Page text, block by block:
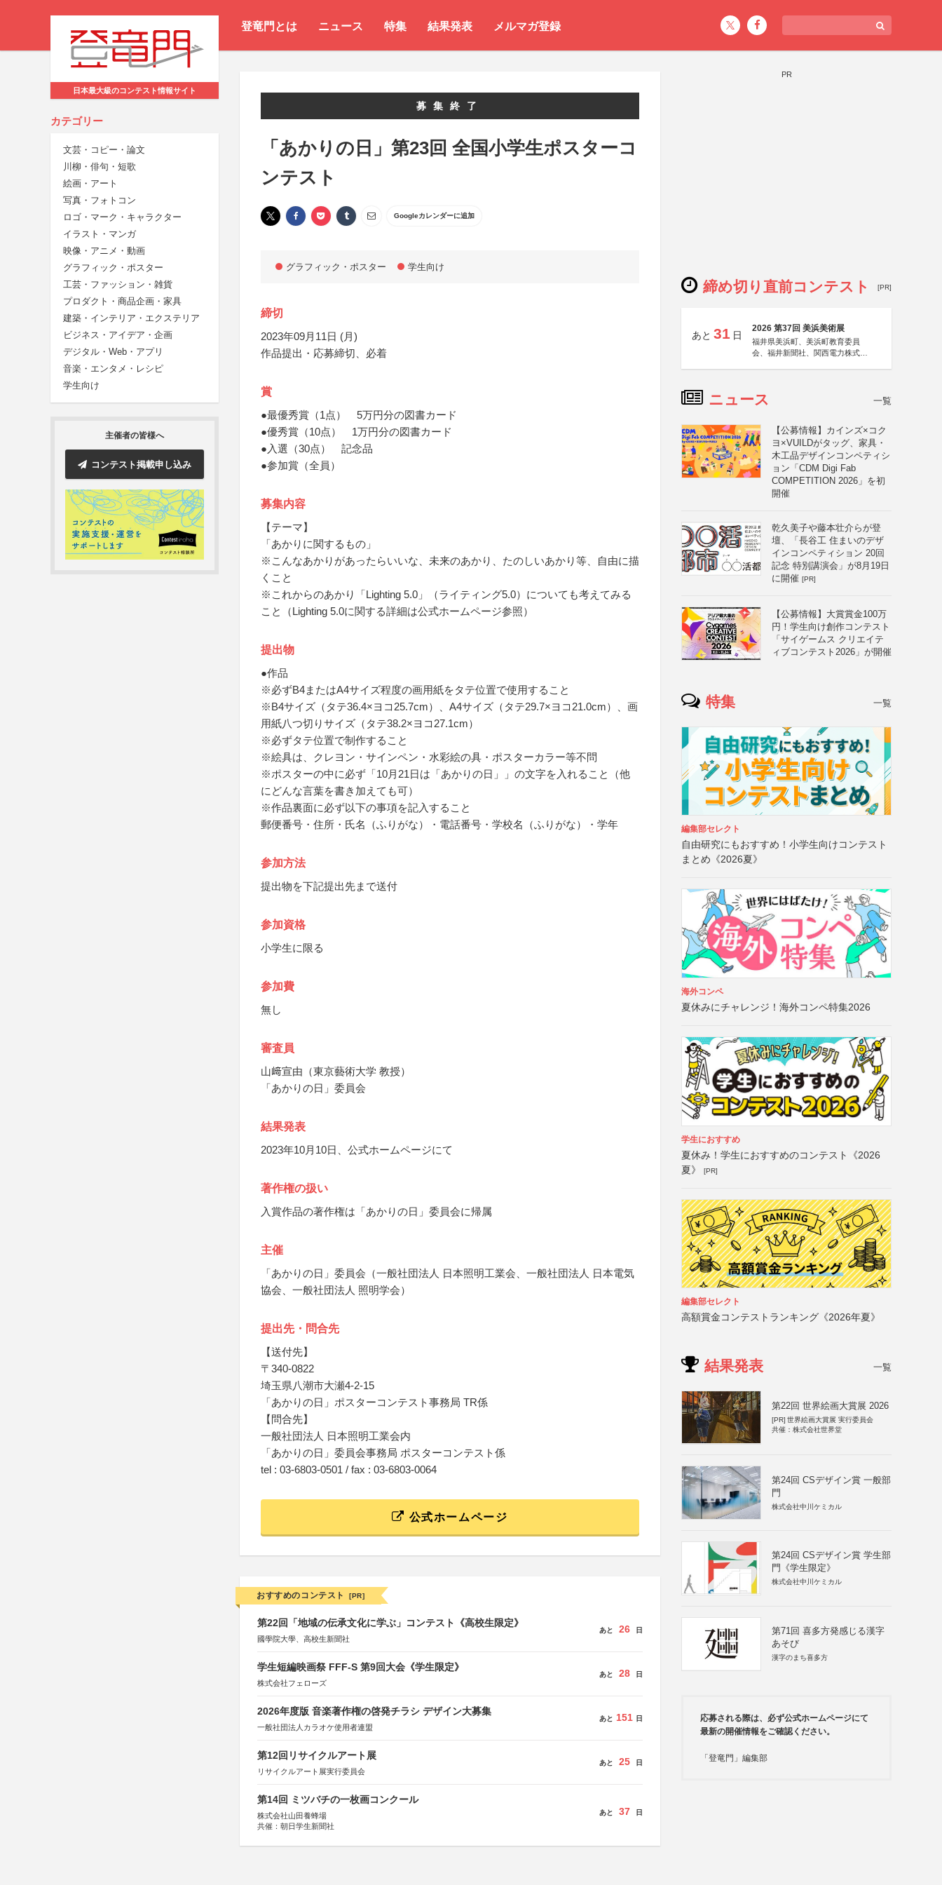
登竜門とは ニュース 特集 結果発表 メルマガ登録
日本最大級のコンテスト情報サイト
カテゴリー
文芸・コピー・論文
川柳・俳句・短歌
絵画・アート
写真・フォトコン
ロゴ・マーク・キャラクター
イラスト・マンガ
映像・アニメ・動画
グラフィック・ポスター
工芸・ファッション・雑貨
プロダクト・商品企画・家具
建築・インテリア・エクステリア
ビジネス・アイデア・企画
デジタル・Web・アプリ
音楽・エンタメ・レシピ
学生向け
主催者の皆様へ
コンテスト掲載申し込み
募集終了
「あかりの日」第23回 全国小学生ポスターコ
ンテスト
Googleカレンダーに追加
グラフィック・ポスター 学生向け
締切
2023年09月11日 (月)
作品提出・応募締切、必着
賞
●最優秀賞（1点） 5万円分の図書カード
●優秀賞（10点） 1万円分の図書カード
●入選（30点） 記念品
●参加賞（全員）
募集内容
【テーマ】
「あかりに関するもの」
※こんなあかりがあったらいいな、未来のあかり、たのしいあかり等、自由に描
くこと
※これからのあかり「Lighting 5.0」（ライティング5.0）についても考えてみる
こと（Lighting 5.0に関する詳細は公式ホームページ参照）
提出物
●作品
※必ずB4またはA4サイズ程度の画用紙をタテ位置で使用すること
※B4サイズ（タテ36.4×ヨコ25.7cm）、A4サイズ（タテ29.7×ヨコ21.0cm）、画
用紙八つ切りサイズ（タテ38.2×ヨコ27.1cm）
※必ずタテ位置で制作すること
※絵具は、クレヨン・サインペン・水彩絵の具・ポスターカラー等不問
※ポスターの中に必ず「10月21日は「あかりの日」」の文字を入れること（他
にどんな言葉を書き加えても可）
※作品裏面に必ず以下の事項を記入すること
郵便番号・住所・氏名（ふりがな）・電話番号・学校名（ふりがな）・学年
参加方法
提出物を下記提出先まで送付
参加資格
小学生に限る
参加費
無し
審査員
山﨑宣由（東京藝術大学 教授）
「あかりの日」委員会
結果発表
2023年10月10日、公式ホームページにて
著作権の扱い
入賞作品の著作権は「あかりの日」委員会に帰属
主催
「あかりの日」委員会（一般社団法人 日本照明工業会、一般社団法人 日本電気
協会、一般社団法人 照明学会）
提出先・問合先
【送付先】
〒340-0822
埼玉県八潮市大瀬4-2-15
「あかりの日」ポスターコンテスト事務局 TR係
【問合先】
一般社団法人 日本照明工業会内
「あかりの日」委員会事務局 ポスターコンテスト係
tel : 03-6803-0501 / fax : 03-6803-0064
公式ホームページ
おすすめのコンテスト [PR]
第22回「地域の伝承文化に学ぶ」コンテスト《高校生限定》
國學院大學、高校生新聞社
あと 26 日
学生短編映画祭 FFF-S 第9回大会《学生限定》
株式会社フェローズ
あと 28 日
2026年度版 音楽著作権の啓発チラシ デザイン大募集
一般社団法人カラオケ使用者連盟
あと 151 日
第12回リサイクルアート展
リサイクルアート展実行委員会
あと 25 日
第14回 ミツバチの一枚画コンクール
株式会社山田養蜂場
共催：朝日学生新聞社
あと 37 日
PR
締め切り直前コンテスト [PR]
あと 31 日
2026 第37回 美浜美術展
福井県美浜町、美浜町教育委員
会、福井新聞社、関西電力株式会
ニュース 一覧
【公募情報】カインズ×コク
ヨ×VUILDがタッグ、家具・
木工品デザインコンペティシ
ョン「CDM Digi Fab
COMPETITION 2026」を初
開催
乾久美子や藤本壮介らが登
壇、「長谷工 住まいのデザ
インコンペティション 20回
記念 特別講演会」が8月19日
に開催 [PR]
【公募情報】大賞賞金100万
円！学生向け創作コンテスト
「サイゲームス クリエイテ
ィブコンテスト2026」が開催
特集 一覧
編集部セレクト
自由研究にもおすすめ！小学生向けコンテスト
まとめ《2026夏》
海外コンペ
夏休みにチャレンジ！海外コンペ特集2026
学生におすすめ
夏休み！学生におすすめのコンテスト《2026
夏》
[PR]
編集部セレクト
高額賞金コンテストランキング《2026年夏》
結果発表 一覧
第22回 世界絵画大賞展 2026
[PR] 世界絵画大賞展 実行委員会
共催：株式会社世界堂
第24回 CSデザイン賞 一般部
門
株式会社中川ケミカル
第24回 CSデザイン賞 学生部
門《学生限定》
株式会社中川ケミカル
第71回 喜多方発感じる漢字
あそび
漢字のまち喜多方
応募される際は、必ず公式ホームページにて
最新の開催情報をご確認ください。
「登竜門」編集部